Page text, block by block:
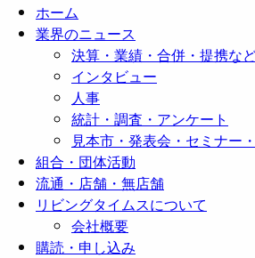
ホーム
業界のニュース
決算・業績・合併・提携な
インタビュー
人事
統計・調査・アンケート
見本市・発表会・セミナー
組合・団体活動
流通・店舗・無店舗
リビングタイムスについて
会社概要
購読・申し込み